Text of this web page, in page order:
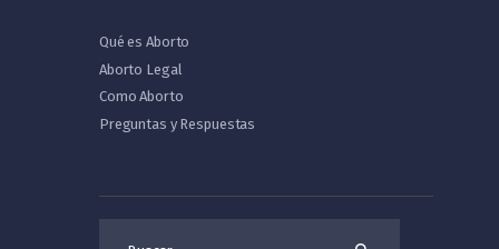
Qué es Aborto
Aborto Legal
Como Aborto
Preguntas y Respuestas